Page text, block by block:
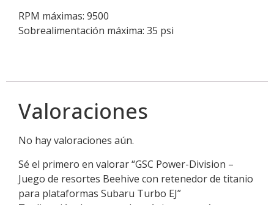
RPM máximas: 9500
Sobrealimentación máxima: 35 psi
Valoraciones
No hay valoraciones aún.
Sé el primero en valorar “GSC Power-Division –
Juego de resortes Beehive con retenedor de titanio
para plataformas Subaru Turbo EJ”